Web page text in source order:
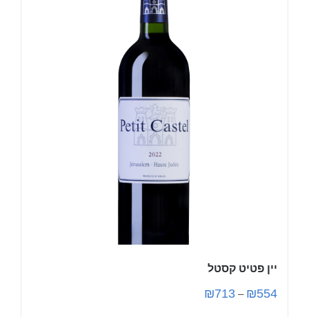
יין פטיט קסטל
₪554
–
₪713